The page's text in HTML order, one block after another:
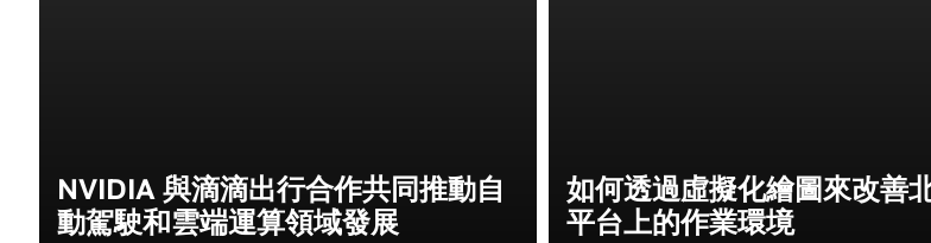
NVIDIA 與滴滴出行合作共同推動自
動駕駛和雲端運算領域發展
如何透過虛擬化繪圖來改善
平台上的作業環境